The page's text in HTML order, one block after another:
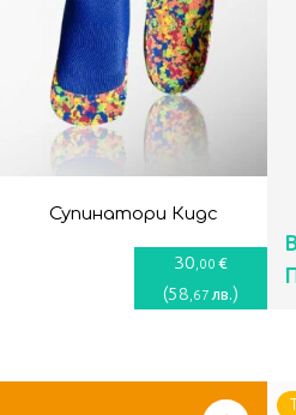
Супинатори Кидс
30 ,00 €
(58 ,67 лв.)